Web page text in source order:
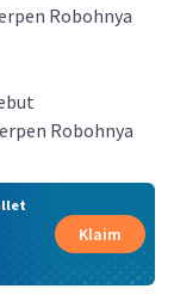
Robohnya
Robohnya
Klaim